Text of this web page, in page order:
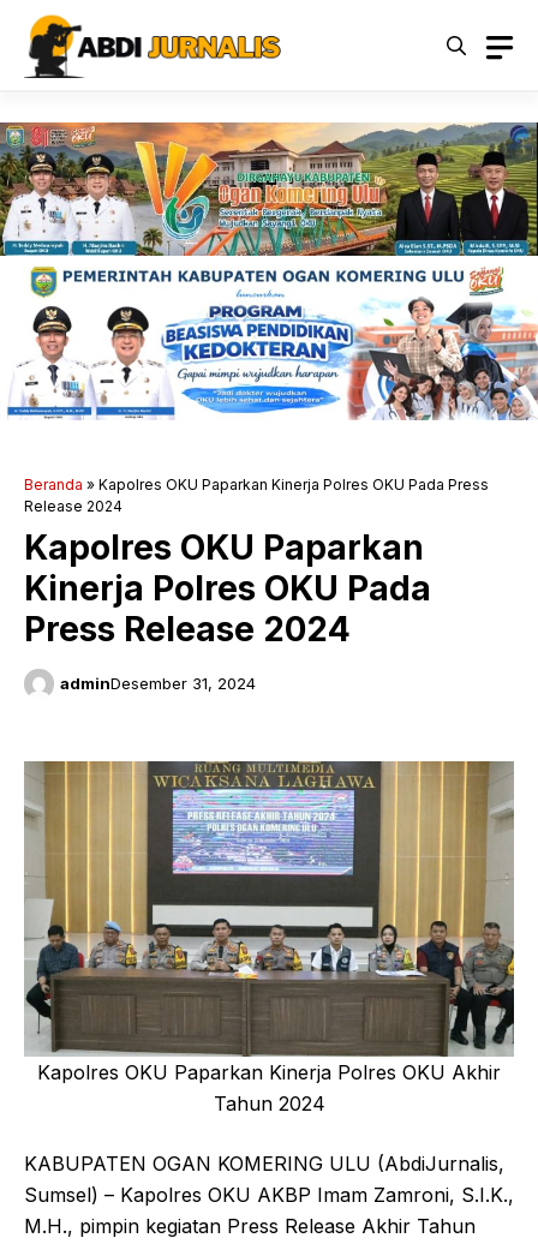
Langsung
Beranda » Kapolres OKU Paparkan Kinerja Polres OKU Pada Press
Release 2024
Kapolres OKU Paparkan
Kinerja Polres OKU Pada
Press Release 2024
adminDesember 31, 2024
Kapolres OKU Paparkan Kinerja Polres OKU Akhir
Tahun 2024
KABUPATEN OGAN KOMERING ULU (AbdiJurnalis,
Sumsel) – Kapolres OKU AKBP Imam Zamroni, S.I.K.,
M.H., pimpin kegiatan Press Release Akhir Tahun